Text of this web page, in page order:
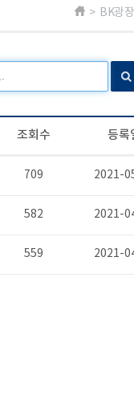
> BK광
조회수 등록
709 2021-
582 2021-
559 2021-